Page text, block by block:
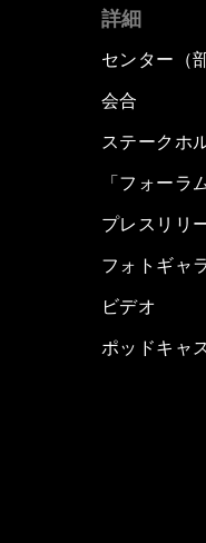
詳細
センター（
会合
ステークホ
「フォーラ
プレスリリ
フォトギャ
ビデオ
ポッドキャ